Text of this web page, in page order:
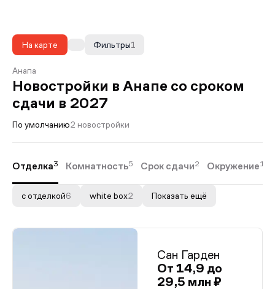
На карте 1
Фильтры
Анапа
Новостройки в Анапе со сроком
сдачи в 2027
По умолчанию2 новостройки
Отделка3 Комнатность5 Срок сдачи2 Окружение1
с отделкой6 white box2 Показать ещё
Сан Гарден
От 14,9 до
29,5 млн ₽